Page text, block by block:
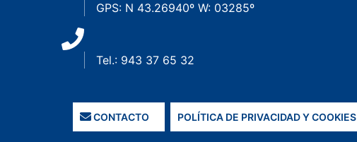
GPS: N 43.26940º W: 03285º
Tel.: 943 37 65 32
CONTACTO POLÍTICA DE PRIVACIDAD Y COOKIES